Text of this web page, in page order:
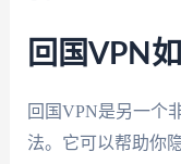
回国VPN
回国VPN是另一个
法。它可以帮助你